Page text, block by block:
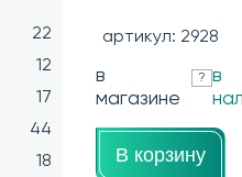
22
12
17
44
18
артикул: 2928
в
магазине
? в
В корзину